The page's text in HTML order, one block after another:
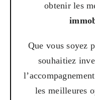
obtenir les
Que vous soyez
souhaitiez
les meilleures